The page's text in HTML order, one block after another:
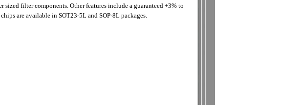
filter components. Other features include a guaranteed +3% to
are available in SOT23-5L and SOP-8L packages.